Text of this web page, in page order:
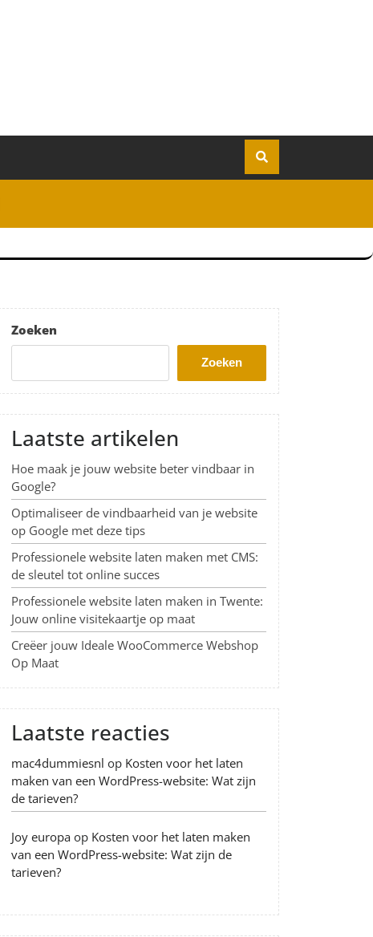
Zoeken
Zoeken
Laatste artikelen
Hoe maak je jouw website beter vindbaar in
Google?
Optimaliseer de vindbaarheid van je website
op Google met deze tips
Professionele website laten maken met CMS:
de sleutel tot online succes
Professionele website laten maken in Twente:
Jouw online visitekaartje op maat
Creëer jouw Ideale WooCommerce Webshop
Op Maat
Laatste reacties
mac4dummiesnl op Kosten voor het laten
maken van een WordPress-website: Wat zijn
de tarieven?
Joy europa op Kosten voor het laten maken
van een WordPress-website: Wat zijn de
tarieven?